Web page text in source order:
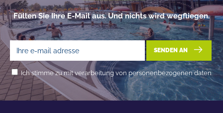
Füllen Sie Ihre E-Mail aus. Und nichts wird wegfliegen.
SENDEN AN
Ich stimme zu mit verarbeitung von personenbezogenen daten